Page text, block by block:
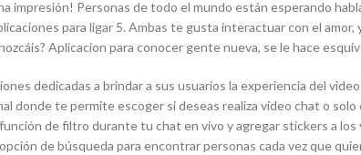
impresión! Personas de todo el mundo están esperando
para ligar 5. Ambas te gusta interactuar con el
Aplicacion para conocer gente nueva, se le hace
dedicadas a brindar a sus usuarios la experiencia del
donde te permite escoger si deseas realiza video chat o
de filtro durante tu chat en vivo y agregar stickers a
de búsqueda para encontrar personas cada vez que